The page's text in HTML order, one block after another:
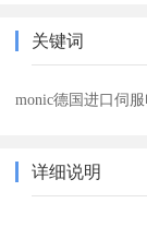
关键词
monic德国进口伺
详细说明